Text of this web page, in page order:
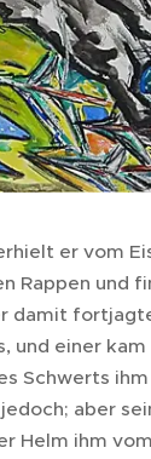
er vom
Rappen und
damit
und einer
Schwerts
aber
Helm ihm